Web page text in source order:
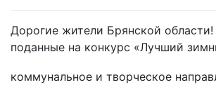
Дорогие жители Брянской
поданные на конкурс «Лучший
коммунальное и творческое